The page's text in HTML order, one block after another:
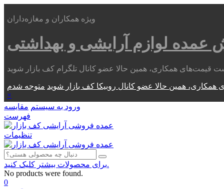
ویژه همکاران و مغازه‌داران
عمده لوازم آرایشی و بهداشتی
همکاری، همین حالا عضو کانال روبیکا کف بازار شوید
×
ورود به سیستم مقایسه
فهرست
تنظیمات
برای محصولات بیشتر کلیک کنید.
No products were found.
0